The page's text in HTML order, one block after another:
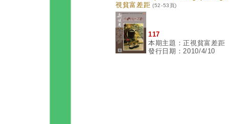
視貧富差距 (52-53頁)
117
本期主題：正視貧富差距
發行日期：2010/4/10